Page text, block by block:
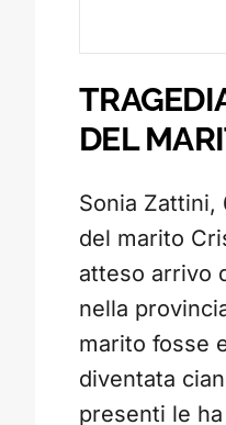
DEL
Sonia
del marito
atteso arrivo
nella
marito fosse
diventata
presenti le